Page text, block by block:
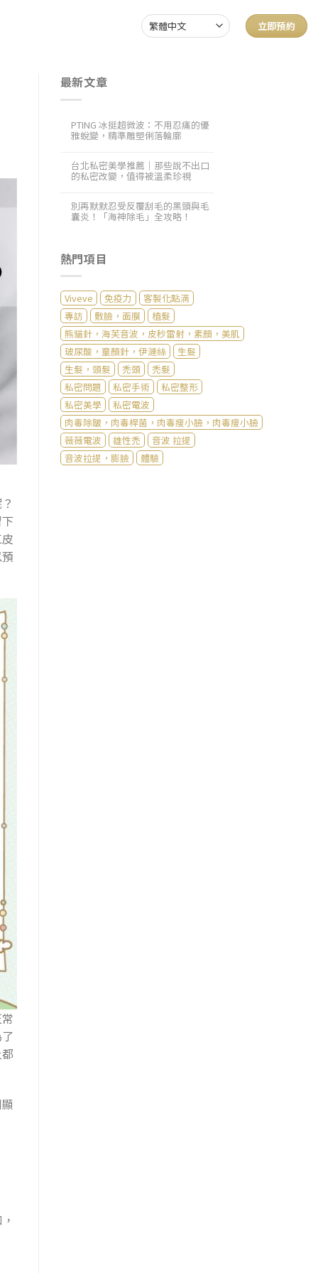
立即預約
最新文章
PTING 冰挺超微波：不用忍痛的優
雅蛻變，精準雕塑俐落輪廓
台北私密美學推薦｜那些說不出口
的私密改變，值得被溫柔珍視
別再默默忍受反覆刮毛的黑頭與毛
囊炎！「海神除毛」全攻略！
熱門項目
Viveve 免疫力
客製化點滴
專訪
敷臉，面膜
植髮
熊貓針，海芙音波，皮秒雷射，素顏，美肌
玻尿酸，童顏針，伊漣絲
生髮
生髮，頭髮
禿頭
禿髮
私密問題
私密手術
私密整形
私密美學
私密電波
肉毒除皺，肉毒桿菌，肉毒瘦小臉，肉毒瘦小臉
薇薇電波
雄性禿
音波 拉提
音波拉提，膨臉
體驗